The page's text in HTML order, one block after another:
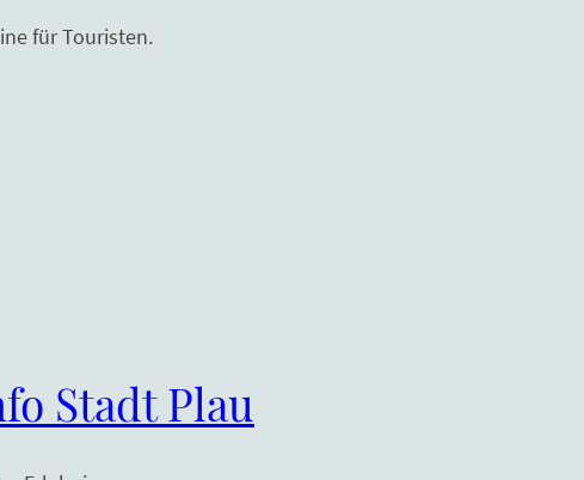
für Touristen.
Stadt Plau